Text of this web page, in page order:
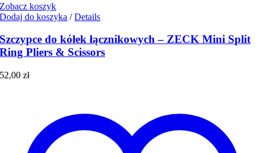
Zobacz koszyk
Dodaj do koszyka / Details
Szczypce do kółek łącznikowych – ZECK Mini Split
Ring Pliers & Scissors
52,00zł